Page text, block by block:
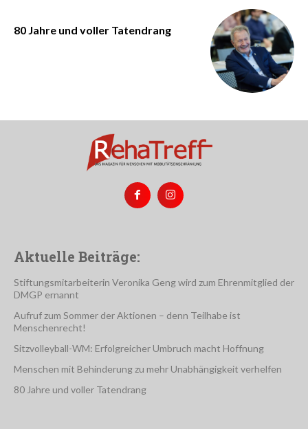
80 Jahre und voller Tatendrang
Aktuelle Beiträge:
Stiftungsmitarbeiterin Veronika Geng wird zum Ehrenmitglied der
DMGP ernannt
Aufruf zum Sommer der Aktionen – denn Teilhabe ist
Menschenrecht!
Sitzvolleyball-WM: Erfolgreicher Umbruch macht Hoffnung
Menschen mit Behinderung zu mehr Unabhängigkeit verhelfen
80 Jahre und voller Tatendrang